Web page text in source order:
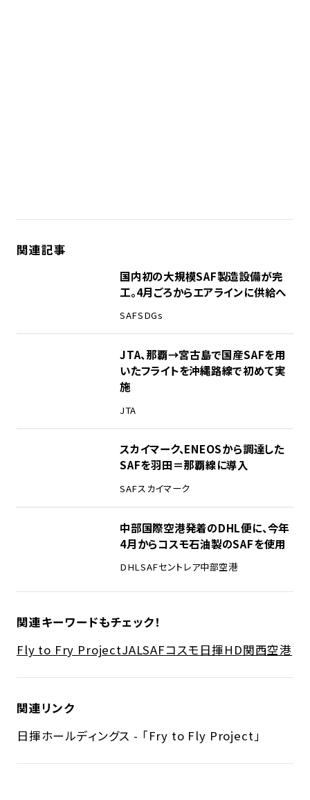
関連記事
国内初の大規模SAF製造設備が完
工。4月ごろからエアラインに供給へ
SAFSDGs
JTA、那覇→宮古島で国産SAFを用
いたフライトを沖縄路線で初めて実
施
JTA
スカイマーク、ENEOSから調達した
SAFを羽田＝那覇線に導入
SAFスカイマーク
中部国際空港発着のDHL便に、今年
4月からコスモ石油製のSAFを使用
DHLSAFセントレア中部空港
関連キーワードもチェック！
Fly to Fry ProjectJALSAFコスモ日揮HD関西空港
関連リンク
日揮ホールディングス - 「Fry to Fly Project」